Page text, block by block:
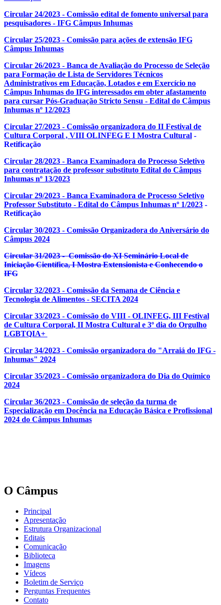
Circular 24/2023 - Comissão edital de fomento universal para
pesquisadores - IFG Câmpus Inhumas
Circular 25/2023 - Comissão para ações de extensão IFG
Câmpus Inhumas
Circular 26/2023 - Banca de Avaliação do Processo de Seleção
para Formação de Lista de Servidores Técnicos
Administrativos em Educação, Lotados e em Exercício no
Câmpus Inhumas do IFG interessados em obter afastamento
para cursar Pós-Graduação Stricto Sensu - Edital do Câmpus
Inhumas nº 12/2023
Circular 27/2023 - Comissão organizadora do II Festival de
Cultura Corporal , VIII OLINFEG E I Mostra Cultural -
Retificação
Circular 28/2023 - Banca Examinadora do Processo Seletivo
para contratação de professor substituto Edital do Câmpus
Inhumas nº 13/2023
Circular 29/2023 - Banca Examinadora de Processo Seletivo
Professor Substituto - Edital do Câmpus Inhumas nº 1/2023 -
Retificação
Circular 30/2023 - Comissão Organizadora do Aniversário do
Câmpus 2024
Circular 31/2023 - Comissão do XI Seminário Local de
Iniciação Científica, I Mostra Extensionista e Conhecendo o
IFG
Circular 32/2023 - Comissão da Semana de Ciência e
Tecnologia de Alimentos - SECITA 2024
Circular 33/2023 - Comissão do VIII - OLINFEG, III Festival
de Cultura Corporal, II Mostra Cultural e 3º dia do Orgulho
LGBTQIA+
Circular 34/2023 - Comissão organizadora do "Arraiá do IFG -
Inhumas" 2024
Circular 35/2023 - Comissão organizadora do Dia do Químico
2024
Circular 36/2023 - Comissão de seleção da turma de
Especialização em Docência na Educação Básica e Profissional
2024 do Câmpus Inhumas
O Câmpus
Principal
Apresentação
Estrutura Organizacional
Editais
Comunicação
Biblioteca
Imagens
Vídeos
Boletim de Serviço
Perguntas Frequentes
Contato